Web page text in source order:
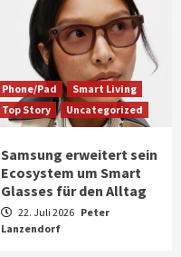
Phone/Pad
Smart Living
Top Story
Uncategorized
Samsung erweitert sein
Ecosystem um Smart
Glasses für den Alltag
22. Juli 2026 Peter
Lanzendorf